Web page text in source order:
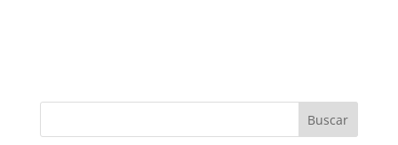
Buscar